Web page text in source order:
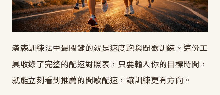
漢森訓練法中最關鍵的就是速度跑與間歇訓練。這份工
具收錄了完整的配速對照表，只要輸入你的目標時間，
就能立刻看到推薦的間歇配速，讓訓練更有方向。